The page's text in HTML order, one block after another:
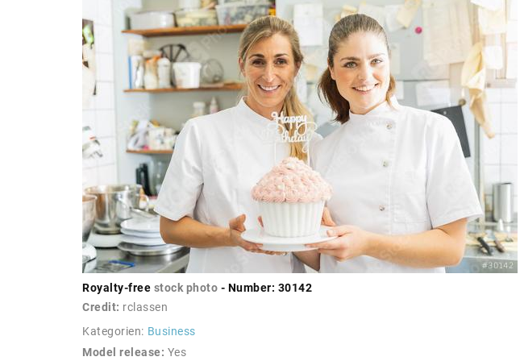
Royalty-free stock photo - Number: 30142
Credit: rclassen
Kategorien: Business
Model release: Yes